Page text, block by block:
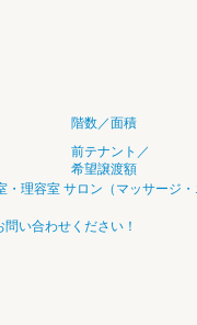
階数／面積
前テナント／
希望譲渡額
・理容室 サロン（マッサージ
い合わせください！